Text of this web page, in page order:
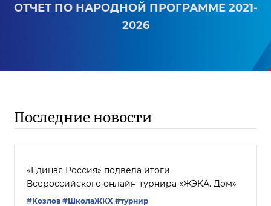
ОТЧЕТ ПО НАРОДНОЙ ПРОГРАММЕ 2021-
2026
Последние новости
«Единая Россия» подвела итоги
Всероссийского онлайн-турнира «ЖЭКА. Дом»
#Козлов #ШколаЖКХ #турнир